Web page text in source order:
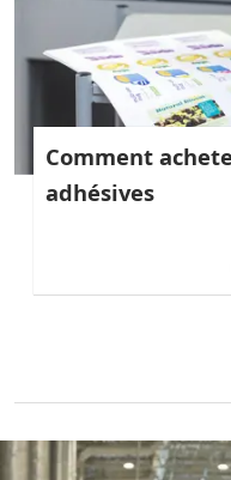
Comment
adhésives